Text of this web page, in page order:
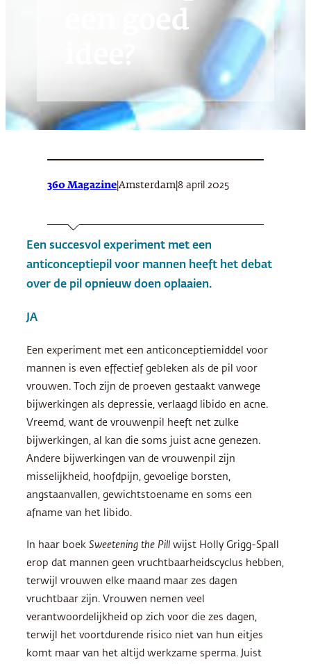
een goed
360 Magazine Amsterdam 8 april 2025
Een succesvol experiment met een
anticonceptiepil voor mannen heeft het debat
over de pil opnieuw doen oplaaien.
JA
Een experiment met een anticonceptiemiddel voor
mannen is even effectief gebleken als de pil voor
vrouwen. Toch zijn de proeven gestaakt vanwege
bijwerkingen als depressie, verlaagd libido en acne.
Vreemd, want de vrouwenpil heeft net zulke
bijwerkingen, al kan die soms juist acne genezen.
Andere bijwerkingen van de vrouwenpil zijn
misselijkheid, hoofdpijn, gevoelige borsten,
angstaanvallen, gewichtstoename en soms een
afname van het libido.
In haar boek Sweetening the Pill wijst Holly Grigg-Spall
erop dat mannen geen vruchtbaarheidscyclus hebben,
terwijl vrouwen elke maand maar zes dagen
vruchtbaar zijn. Vrouwen nemen veel
verantwoordelijkheid op zich voor die zes dagen,
terwijl het voortdurende risico niet van hun eitjes
komt maar van het altijd werkzame sperma. Juist